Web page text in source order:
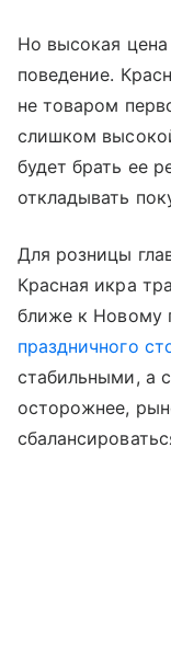
Но высокая
поведение.
не товаром
слишком
будет брать ее
откладывать
Для розницы
Красная икра
ближе к Новому
праздничного
стабильными, а
осторожнее,